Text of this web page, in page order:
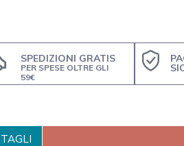
SPEDIZIONI GRATIS
PER SPESE OLTRE GLI
59€